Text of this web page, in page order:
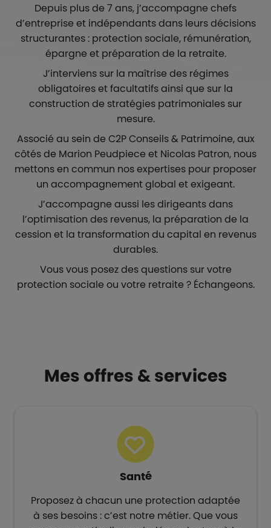
Depuis plus de 7 ans, j’accompagne chefs
d’entreprise et indépendants dans leurs décisions
structurantes : protection sociale, rémunération,
épargne et préparation de la retraite.
J’interviens sur la maîtrise des régimes
obligatoires et facultatifs ainsi que sur la
construction de stratégies patrimoniales sur
mesure.
Associé au sein de C2P Conseils & Patrimoine, aux
côtés de Marion Peudpiece et Nicolas Patron, nous
mettons en commun nos expertises pour proposer
un accompagnement global et exigeant.
J’accompagne aussi les dirigeants dans
l’optimisation des revenus, la préparation de la
cession et la transformation du capital en revenus
durables.
Vous vous posez des questions sur votre
protection sociale ou votre retraite ? Échangeons.
Mes offres & services
Santé
Proposez à chacun une protection adaptée
à ses besoins : c’est notre métier. Que vous